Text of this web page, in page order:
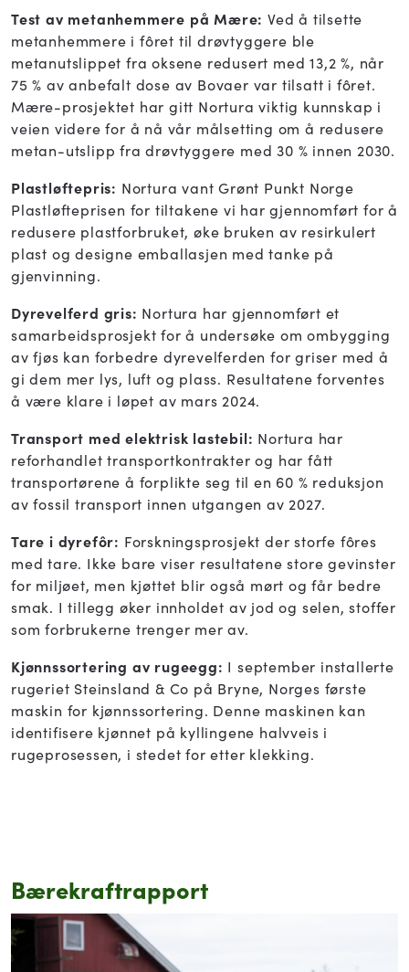
Test av metanhemmere på Mære: Ved å tilsette
metanhemmere i fôret til drøvtyggere ble
metanutslippet fra oksene redusert med 13,2 %, når
75 % av anbefalt dose av Bovaer var tilsatt i fôret.
Mære-prosjektet har gitt Nortura viktig kunnskap i
veien videre for å nå vår målsetting om å redusere
metan-utslipp fra drøvtyggere med 30 % innen 2030.
Plastløftepris: Nortura vant Grønt Punkt Norge
Plastløfteprisen for tiltakene vi har gjennomført for å
redusere plastforbruket, øke bruken av resirkulert
plast og designe emballasjen med tanke på
gjenvinning.
Dyrevelferd gris: Nortura har gjennomført et
samarbeidsprosjekt for å undersøke om ombygging
av fjøs kan forbedre dyrevelferden for griser med å
gi dem mer lys, luft og plass. Resultatene forventes
å være klare i løpet av mars 2024.
Transport med elektrisk lastebil: Nortura har
reforhandlet transportkontrakter og har fått
transportørene å forplikte seg til en 60 % reduksjon
av fossil transport innen utgangen av 2027.
Tare i dyrefôr: Forskningsprosjekt der storfe fôres
med tare. Ikke bare viser resultatene store gevinster
for miljøet, men kjøttet blir også mørt og får bedre
smak. I tillegg øker innholdet av jod og selen, stoffer
som forbrukerne trenger mer av.
Kjønnssortering av rugeegg: I september installerte
rugeriet Steinsland & Co på Bryne, Norges første
maskin for kjønnssortering. Denne maskinen kan
identifisere kjønnet på kyllingene halvveis i
rugeprosessen, i stedet for etter klekking.
Bærekraftrapport